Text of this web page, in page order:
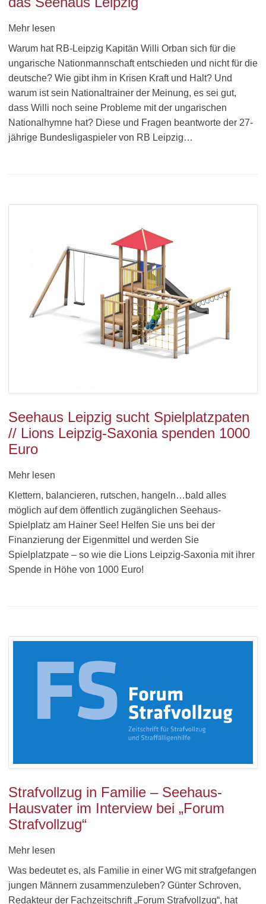
Mehr lesen
Warum hat RB-Leipzig Kapitän Willi Orban sich für die
ungarische Nationmannschaft entschieden und nicht für die
deutsche? Wie gibt ihm in Krisen Kraft und Halt? Und
warum ist sein Nationaltrainer der Meinung, es sei gut,
dass Willi noch seine Probleme mit der ungarischen
Nationalhymne hat? Diese und Fragen beantworte der 27-
jährige Bundesligaspieler von RB Leipzig…
Seehaus Leipzig sucht Spielplatzpaten
// Lions Leipzig-Saxonia spenden 1000
Euro
Mehr lesen
Klettern, balancieren, rutschen, hangeln…bald alles
möglich auf dem öffentlich zugänglichen Seehaus-
Spielplatz am Hainer See! Helfen Sie uns bei der
Finanzierung der Eigenmittel und werden Sie
Spielplatzpate – so wie die Lions Leipzig-Saxonia mit ihrer
Spende in Höhe von 1000 Euro!
Strafvollzug in Familie – Seehaus-
Hausvater im Interview bei „Forum
Strafvollzug“
Mehr lesen
Was bedeutet es, als Familie in einer WG mit strafgefangen
jungen Männern zusammenzuleben? Günter Schroven,
Redakteur der Fachzeitschrift „Forum Strafvollzug“, hat